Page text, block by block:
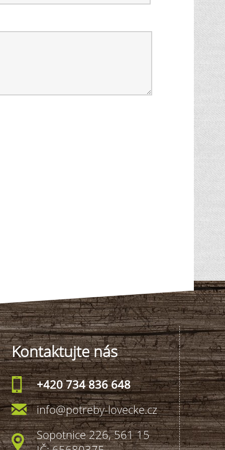
Kontaktujte nás
+420 734 836 648
info@potreby-lovecke.cz
Sopotnice 226, 561 15